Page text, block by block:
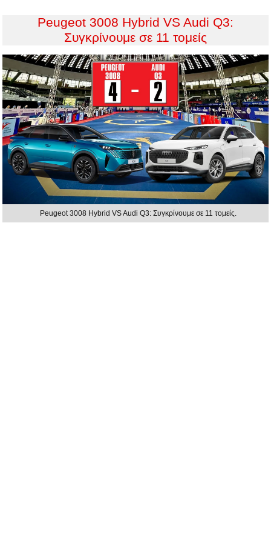
Peugeot 3008 Hybrid VS Audi Q3:
Συγκρίνουμε σε 11 τομείς
Peugeot 3008 Hybrid VS Audi Q3: Συγκρίνουμε σε 11 τομείς.